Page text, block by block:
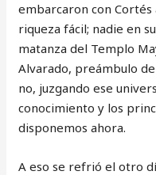
embarcaron con
riqueza fácil; nadie en
matanza del Templo
Alvarado, preámbulo
no, juzgando ese
conocimiento y los
disponemos ahora.
A eso se refrió el otro